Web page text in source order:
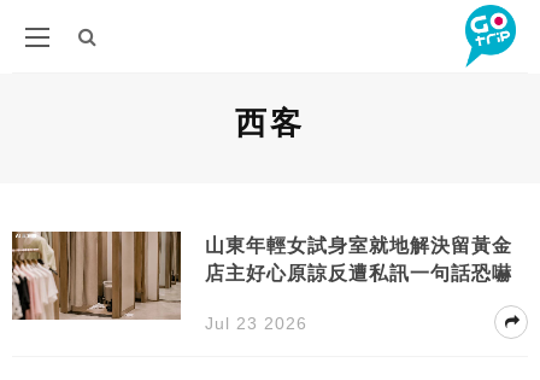
西客
山東年輕女試身室就地解決留黃金
店主好心原諒反遭私訊一句話恐嚇
Jul 23 2026